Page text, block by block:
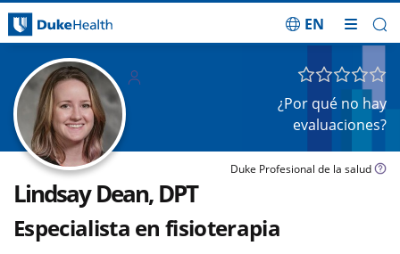
EN
¿Por qué no hay
evaluaciones?
Duke Profesional de la salud
Lindsay Dean, DPT
Especialista en fisioterapia